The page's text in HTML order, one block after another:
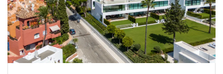
Previous Next